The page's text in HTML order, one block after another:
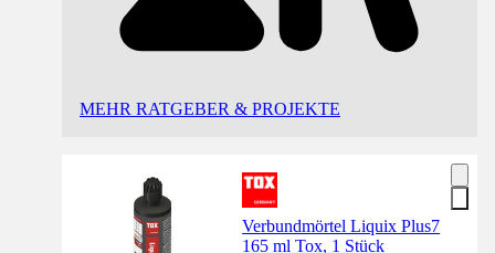
MEHR RATGEBER & PROJEKTE
Verbundmörtel Liquix Plus7
165 ml Tox, 1 Stück